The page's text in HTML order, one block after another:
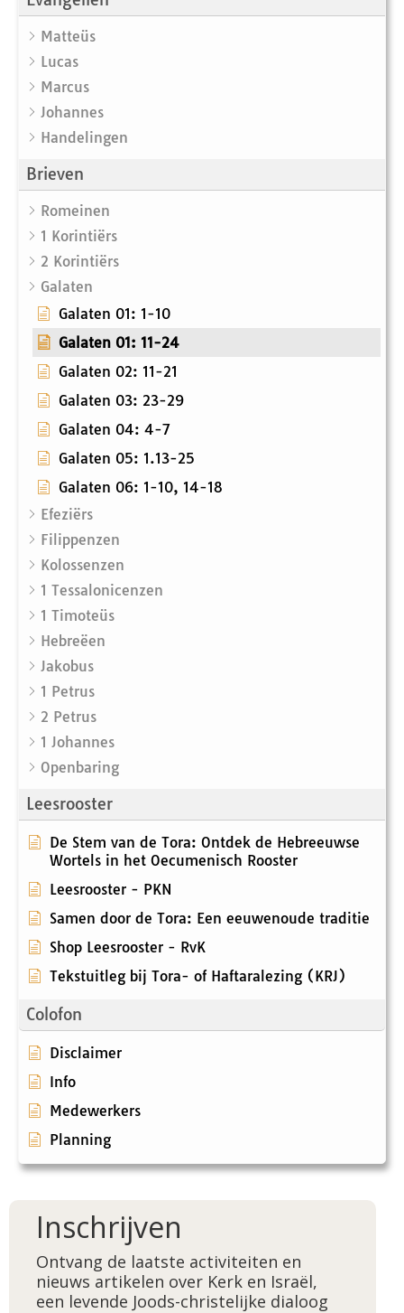
Matteüs
Lucas
Marcus
Johannes
Handelingen
Brieven
Romeinen
1 Korintiërs
2 Korintiërs
Galaten
Galaten 01: 1-10
Galaten 01: 11-24
Galaten 02: 11-21
Galaten 03: 23-29
Galaten 04: 4-7
Galaten 05: 1.13-25
Galaten 06: 1-10, 14-18
Efeziërs
Filippenzen
Kolossenzen
1 Tessalonicenzen
1 Timoteüs
Hebreëen
Jakobus
1 Petrus
2 Petrus
1 Johannes
Openbaring
Leesrooster
De Stem van de Tora: Ontdek de Hebreeuwse
Wortels in het Oecumenisch Rooster
Leesrooster - PKN
Samen door de Tora: Een eeuwenoude traditie
Shop Leesrooster - RvK
Tekstuitleg bij Tora- of Haftaralezing (KRJ)
Colofon
Disclaimer
Info
Medewerkers
Planning
Inschrijven
Ontvang de laatste activiteiten en
nieuws artikelen over Kerk en Israël,
een levende Joods-christelijke dialoog